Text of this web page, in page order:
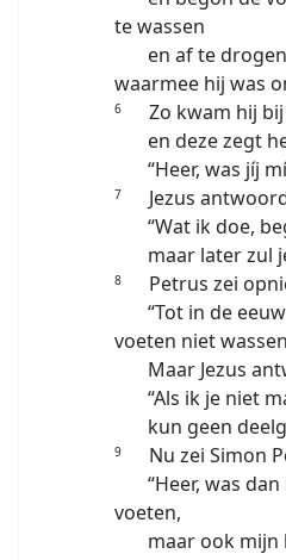
te wassen
en af te
waarmee hij was
6
Zo kwam hij
en deze zegt
“Heer, was jíj
7
Jezus
“Wat ik doe,
maar later zul
8
Petrus zei
“Tot in de
voeten niet
Maar Jezus
“Als ik je niet
kun geen
9
Nu zei Simon
“Heer, was
voeten,
maar ook mijn